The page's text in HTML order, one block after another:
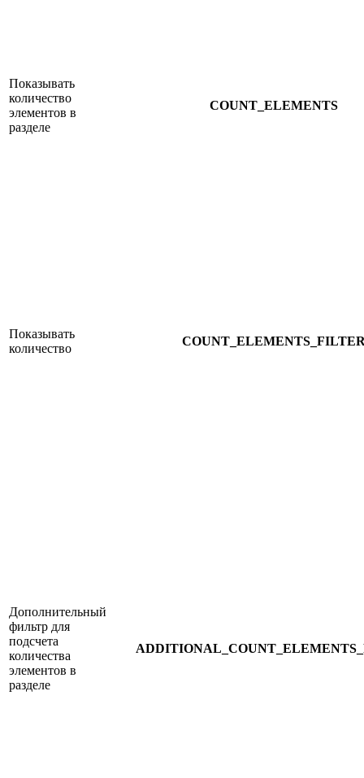
Показывать
количество
элементов в
разделе
COUNT_ELEMENTS
Показывать
количество
Дополнительный
фильтр для
подсчета
количества
элементов в
разделе